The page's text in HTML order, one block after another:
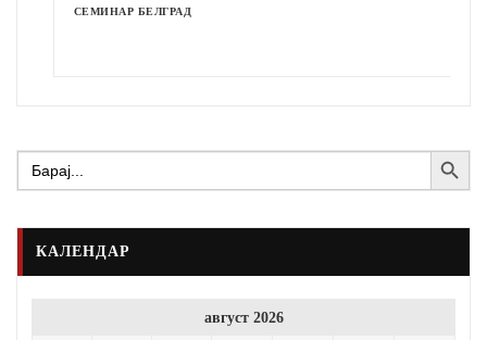
СЕМИНАР БЕЛГРАД
Search
for:
Search Button
КАЛЕНДАР
август 2026